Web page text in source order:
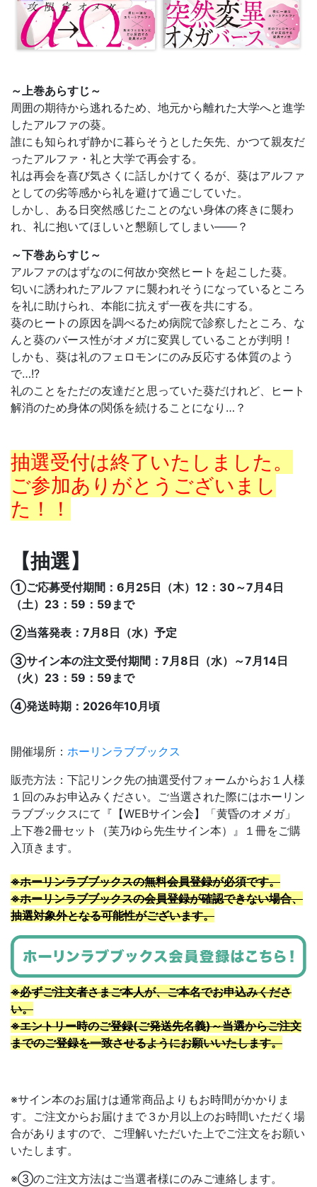
～上巻あらすじ～
周囲の期待から逃れるため、地元から離れた大学へと進学
したアルファの葵。
誰にも知られず静かに暮らそうとした矢先、かつて親友だ
ったアルファ・礼と大学で再会する。
礼は再会を喜び気さくに話しかけてくるが、葵はアルファ
としての劣等感から礼を避けて過ごしていた。
しかし、ある日突然感じたことのない身体の疼きに襲わ
れ、礼に抱いてほしいと懇願してしまい——？
～下巻あらすじ～
アルファのはずなのに何故か突然ヒートを起こした葵。
匂いに誘われたアルファに襲われそうになっているところ
を礼に助けられ、本能に抗えず一夜を共にする。
葵のヒートの原因を調べるため病院で診察したところ、な
んと葵のバース性がオメガに変異していることが判明！
しかも、葵は礼のフェロモンにのみ反応する体質のよう
で…!?
礼のことをただの友達だと思っていた葵だけれど、ヒート
解消のため身体の関係を続けることになり…？
抽選受付は終了いたしました。
ご参加ありがとうございまし
た！！
【抽選】
①ご応募受付期間：6月25日（木）12：30～7月4日
（土）23：59：59まで
②当落発表：7月8日（水）予定
③サイン本の注文受付期間：7月8日（水）～7月14日
（火）23：59：59まで
④発送時期：2026年10月頃
開催場所： ホーリンラブブックス
販売方法：下記リンク先の抽選受付フォームからお１人様
１回のみお申込みください。ご当選された際にはホーリン
ラブブックスにて『【WEBサイン会】「黄昏のオメガ」
上下巻2冊セット（芙乃ゆら先生サイン本）』１冊をご購
入頂きます。
※ホーリンラブブックスの無料会員登録が必須です。
※ホーリンラブブックスの会員登録が確認できない場合、
抽選対象外となる可能性がございます。
※必ずご注文者さまご本人が、ご本名でお申込みくださ
い。
※エントリー時のご登録(ご発送先名義)～当選からご注文
までのご登録を一致させるようにお願いいたします。
※サイン本のお届けは通常商品よりもお時間がかかりま
す。ご注文からお届けまで３か月以上のお時間いただく場
合がありますので、ご理解いただいた上でご注文をお願い
いたします。
※③のご注文方法はご当選者様にのみご連絡します。